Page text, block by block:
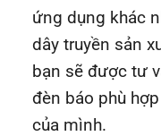
ứng dụng khác
dây truyền sản
bạn sẽ được tư
đèn báo phù
của mình.